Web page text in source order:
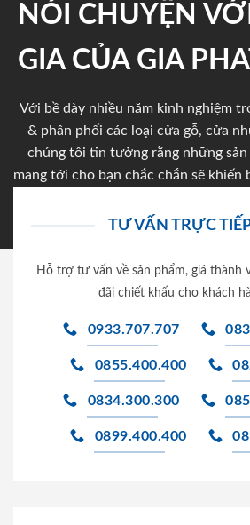
NÓI CHUYỆN
GIA CỦA GIA
Với bề dày nhiều năm kinh nghiệm
& phân phối các loại cửa gỗ, cửa
chúng tôi tin tưởng rằng những sản
mang tới cho bạn chắc chắn sẽ khiến
TƯ VẤN TRỰC
Hỗ trợ tư vấn về sản phẩm, giá thành
đãi chiết khấu cho khách
0933.707.707
0855.400.400
0834.300.300
0899.400.400